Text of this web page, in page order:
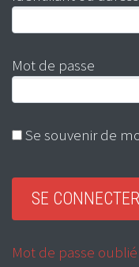
Mot de passe
Se souvenir de
Mot de passe oublié